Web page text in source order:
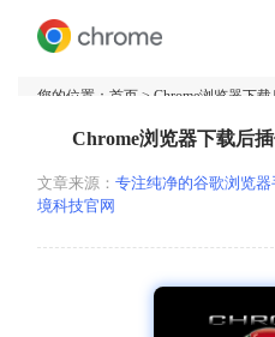
您的位置： 首页 > Chrome浏览器下
Chrome浏览器下载后
文章来源： 专注纯净的谷歌浏览
境科技官网